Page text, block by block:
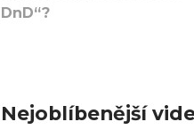
DnD“?
Nejoblíbenější